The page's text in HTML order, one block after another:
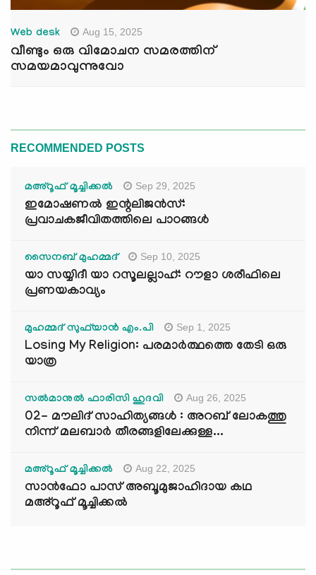
Web desk Aug 15, 2025
വീണ്ടും ഒരു വിമോചന സമരത്തിന്
സമയമാവുന്നുവോ
RECOMMENDED POSTS
മഅ്റൂഫ് മൂച്ചിക്കല്‍ Sep 29, 2025
ഇമോഷണൽ ഇന്റലിജൻസ്:
പ്രവാചകജീവിതത്തിലെ പാഠങ്ങൾ
സൈനബ് മുഹമ്മദ് Sep 10, 2025
യാ സയ്യിദീ യാ റസൂലല്ലാഹ്: റൗളാ ശരീഫിലെ
പ്രണയകാവ്യം
മുഹമ്മദ് സുഫ്‌യാൻ എം.പി Sep 1, 2025
Losing My Religion: പരമാർത്ഥത്തെ തേടി ഒരു
യാത്ര
സൽമാനുൽ ഫാരിസി ഹുദവി Aug 26, 2025
02- മൗലിദ് സാഹിത്യങ്ങൾ : അറബ് ലോകത്തു
നിന്ന് മലബാർ തീരങ്ങളിലേക്കുള്ള...
മഅ്റൂഫ് മൂച്ചിക്കല്‍ Aug 22, 2025
സാൻഫോ പാസ് അബൂമുജാഹിദായ കഥ
മഅ്റൂഫ് മൂച്ചിക്കല്‍